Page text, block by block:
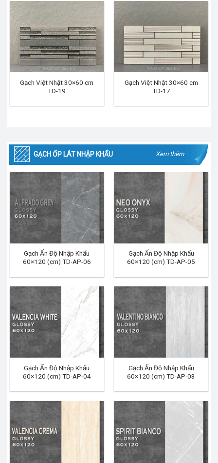
Gạch Việt Nhật 30×60 cm
TD-19
Gạch Việt Nhật 30×60 cm
TD-17
GẠCH ỐP LÁT NHẬP KHẨU Xem thêm
Gạch Ấn Độ Nhập Khẩu
60×120 (cm) TD-AP-06
Gạch Ấn Độ Nhập Khẩu
60×120 (cm) TD-AP-05
Gạch Ấn Độ Nhập Khẩu
60×120 (cm) TD-AP-04
Gạch Ấn Độ Nhập Khẩu
60×120 (cm) TD-AP-03